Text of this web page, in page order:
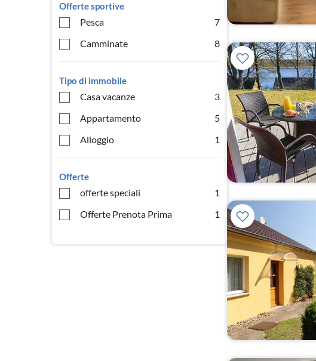
Offerte sportive
Pesca
7
Camminate
8
Tipo di immobile
Casa vacanze
3
Appartamento
5
Alloggio
1
Offerte
offerte speciali
1
Offerte Prenota Prima
1